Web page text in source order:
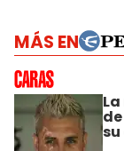
MÁS EN
su